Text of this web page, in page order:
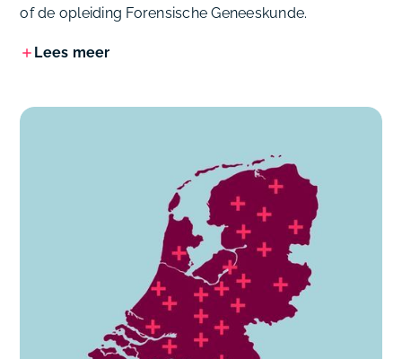
of de opleiding Forensische Geneeskunde.
Lees meer